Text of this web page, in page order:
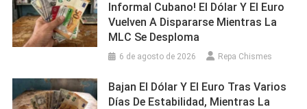
Informal Cubano! El Dólar Y El Euro
Vuelven A Dispararse Mientras La
MLC Se Desploma
6 de agosto de 2026 Repa Chismes
Bajan El Dólar Y El Euro Tras Varios
Días De Estabilidad, Mientras La